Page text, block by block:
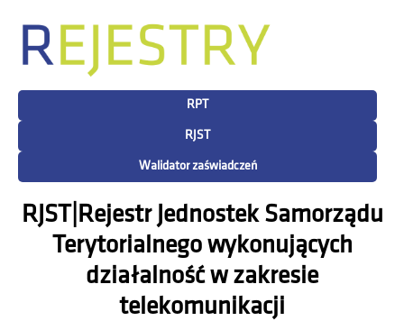
RPT
RJST
Walidator zaświadczeń
RJST|Rejestr Jednostek Samorządu
Terytorialnego wykonujących
działalność w zakresie
telekomunikacji